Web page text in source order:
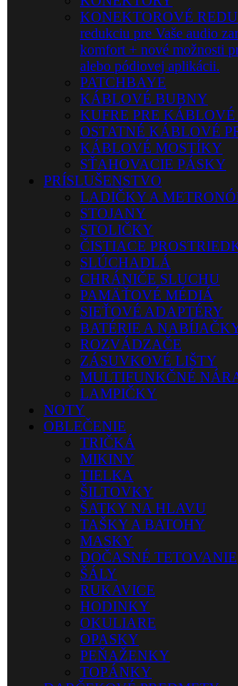
KONEKTOROVÉ
redukciu pre Vaše audio
komfort + nové možnosti
alebo pódiovej aplikácii.
PATCHBAYE
KÁBLOVÉ BUBNY
KUFRE PRE KÁBLOVÉ
OSTATNÉ KÁBLOVÉ
KÁBLOVÉ MOSTÍKY
SŤAHOVACIE PÁSKY
PRÍSLUŠENSTVO
LADIČKY A
STOJANY
STOLIČKY
ČISTIACE
SLÚCHADLÁ
CHRÁNIČE SLUCHU
PAMÄŤOVÉ MÉDIÁ
SIEŤOVÉ ADAPTÉRY
BATÉRIE A
ROZVÁDZAČE
ZÁSUVKOVÉ LIŠTY
MULTIFUNKČNÉ
LAMPIČKY
NOTY
OBLEČENIE
TRIČKÁ
MIKINY
TIELKA
ŠILTOVKY
ŠATKY NA HLAVU
TAŠKY A BATOHY
MASKY
DOČASNÉ TETOVANIE
ŠÁLY
RUKAVICE
HODINKY
OKULIARE
OPASKY
PEŇAŽENKY
TOPÁNKY